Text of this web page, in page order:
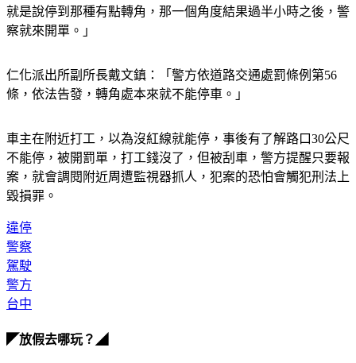
就是說停到那種有點轉角，那一個角度結果過半小時之後，警
察就來開單。」
仁化派出所副所長戴文鎮：「警方依道路交通處罰條例第56
條，依法告發，轉角處本來就不能停車。」
車主在附近打工，以為沒紅線就能停，事後有了解路口30公尺
不能停，被開罰單，打工錢沒了，但被刮車，警方提醒只要報
案，就會調閱附近周遭監視器抓人，犯案的恐怕會觸犯刑法上
毀損罪。
違停
警察
駕駛
警方
台中
◤放假去哪玩？◢